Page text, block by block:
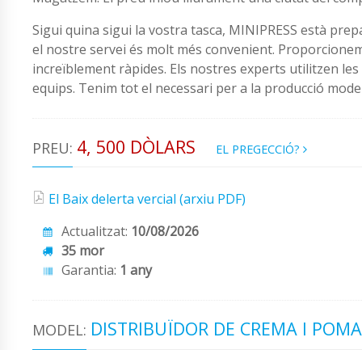
Sigui quina sigui la vostra tasca, MINIPRESS està
el nostre servei és molt més convenient.
increïblement ràpides. Els nostres experts utilitzen
equips. Tenim tot el necessari per a la producció
PREU: 4, 500 DÒLARS EL PREGECCIÓ?
El Baix delerta vercial (arxiu PDF)
Actualitzat: 10/08/2026
35 mor
Garantia: 1 any
MODEL: DISTRIBUÏDOR DE CREMA I